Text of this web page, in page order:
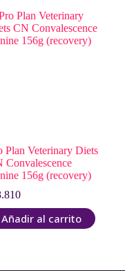
Plan Veterinary Diets
Convalescence
156g (recovery)
Añadir al carrito